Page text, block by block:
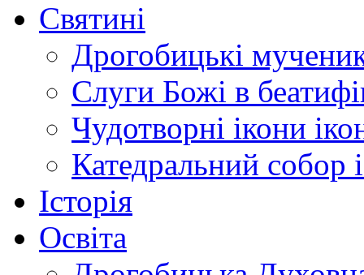
Святині
Дрогобицькі
Слуги Божі в
Чудотворні ікони
Катедральний собор
Історія
Освіта